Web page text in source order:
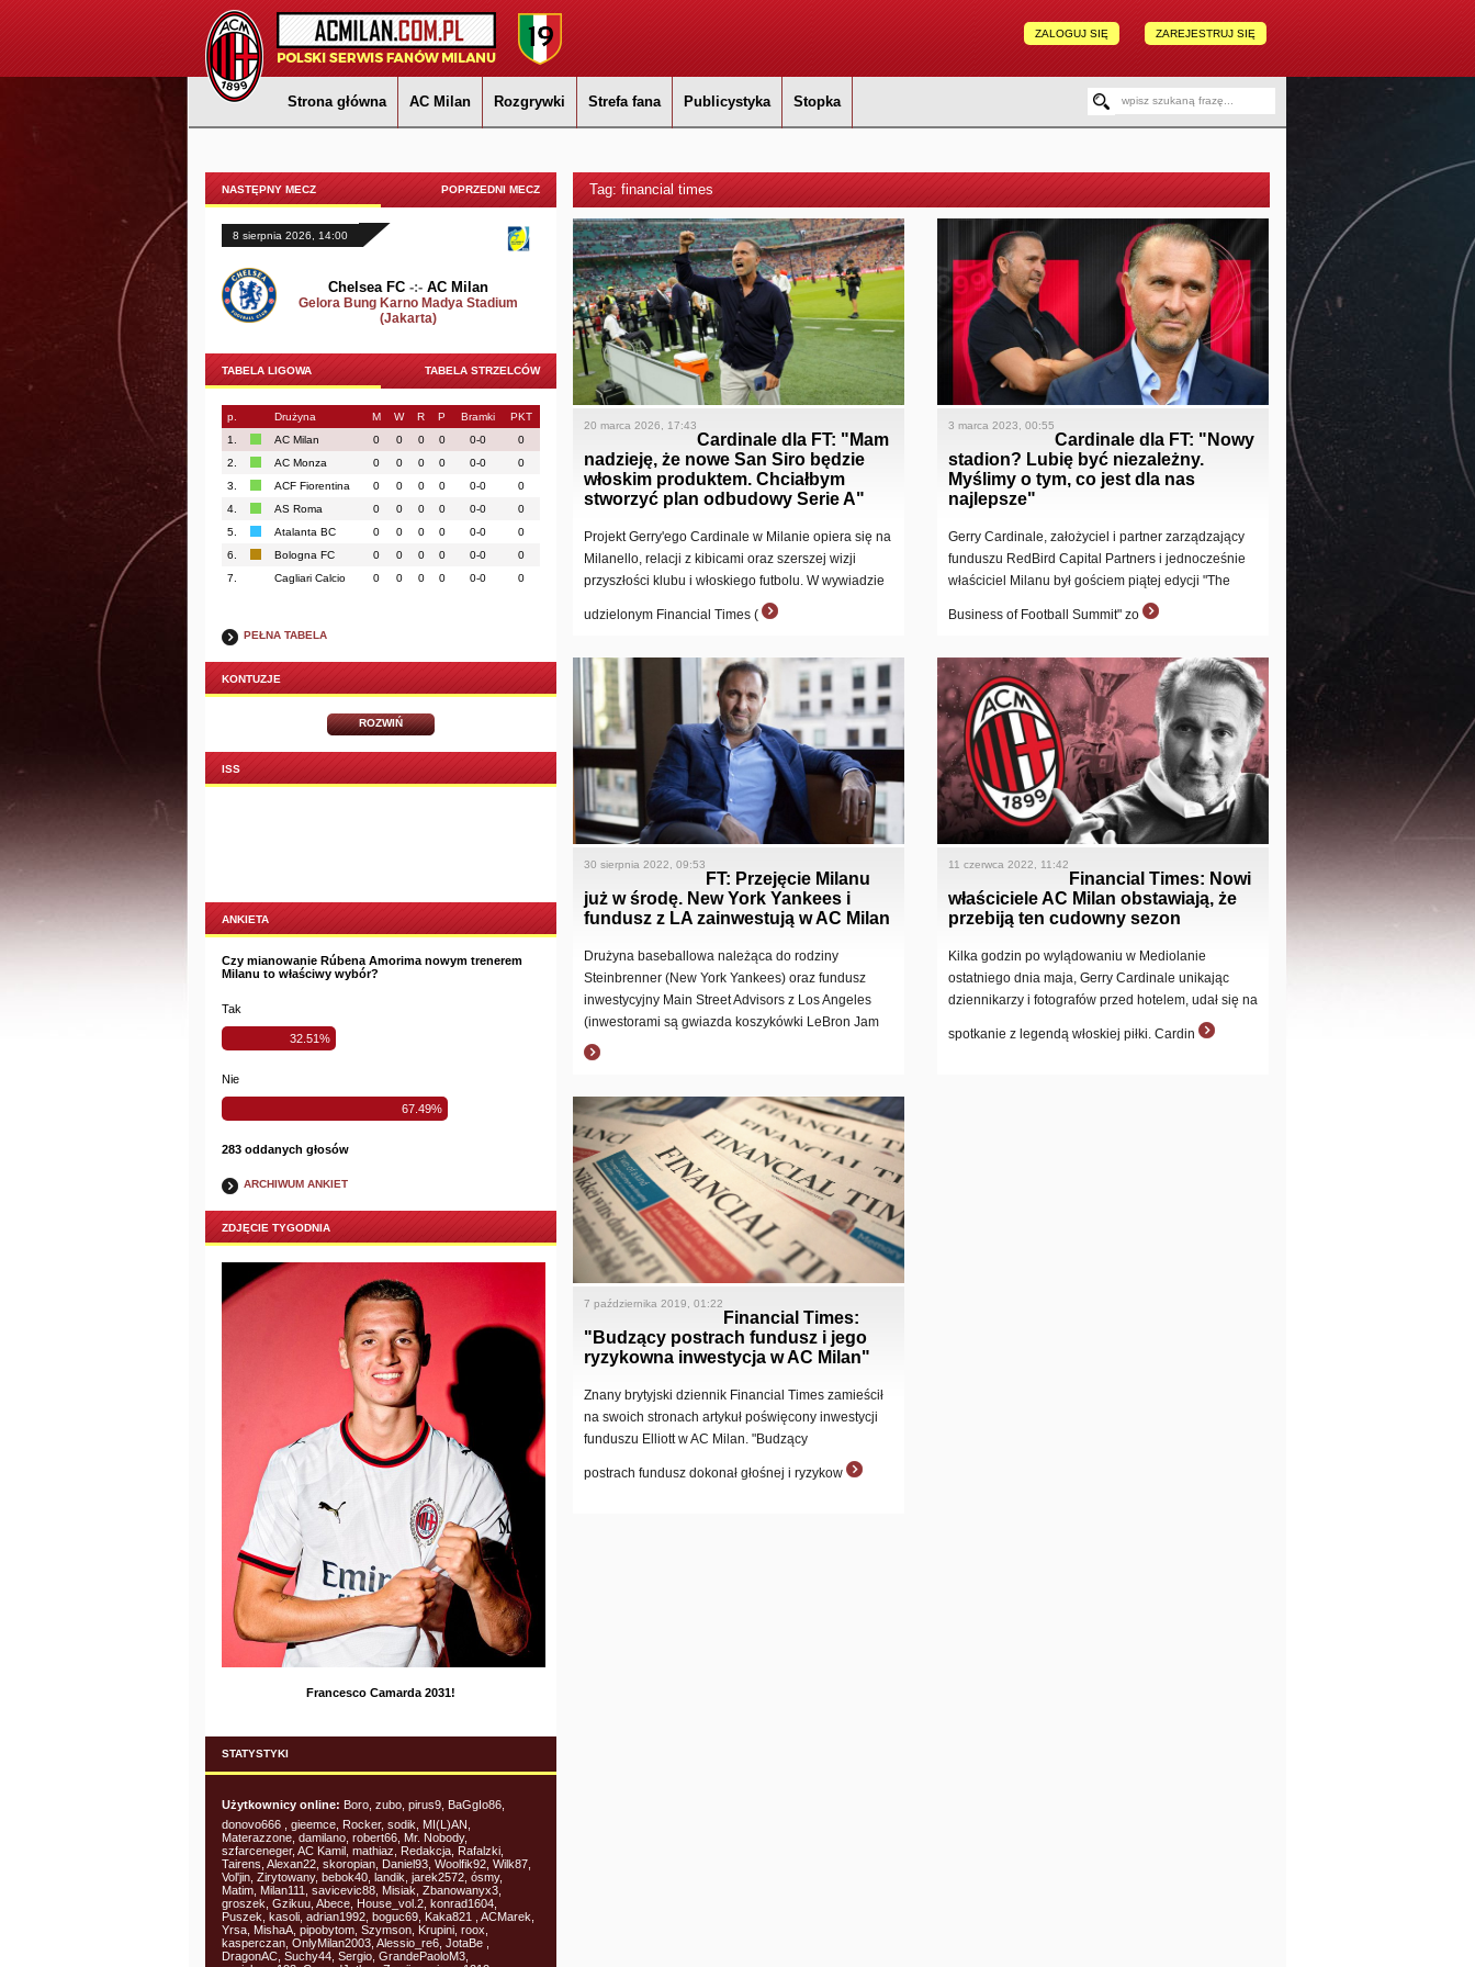
ZAREJESTRUJ SIĘ
ZALOGUJ SIĘ
Strona główna AC Milan Rozgrywki Strefa fana Publicystyka Stopka
NASTĘPNY MECZ POPRZEDNI MECZ
8 sierpnia 2026, 14:00
Chelsea FC -:- AC Milan
Gelora Bung Karno Madya Stadium
(Jakarta)
TABELA LIGOWA TABELA STRZELCÓW
p. Drużyna M W R P Bramki
PKT
1.
AC Milan 0 0 0 0 0-0
0
2.
AC Monza 0 0 0 0 0-0
0
3.
ACF Fiorentina 0 0 0 0 0-0
0
4.
AS Roma 0 0 0 0 0-0
0
5.
Atalanta BC 0 0 0 0 0-0
0
6.
Bologna FC 0 0 0 0 0-0
0
7.
Cagliari Calcio 0 0 0 0 0-0 0
PEŁNA TABELA
KONTUZJE
ROZWIŃ
ISS
ANKIETA
Czy mianowanie Rúbena Amorima nowym trenerem
Milanu to właściwy wybór?
Tak
32.51%
Nie
67.49%
283 oddanych głosów
ARCHIWUM ANKIET
ZDJĘCIE TYGODNIA
Francesco Camarda 2031!
STATYSTYKI
Użytkownicy online: Boro, zubo, pirus9, BaGgIo86,
donovo666 , gieemce, Rocker, sodik, MI(L)AN,
Materazzone, damilano, robert66, Mr. Nobody,
szfarceneger, AC Kamil, mathiaz, Redakcja, Rafalzki,
Tairens, Alexan22, skoropian, Daniel93, Woolfik92, Wilk87,
Vol'jin, Zirytowany, bebok40, landik, jarek2572, ósmy,
Matim, Milan111, savicevic88, Misiak, Zbanowanyx3,
groszek, Gzikuu, Abece, House_vol.2, konrad1604,
Puszek, kasoli, adrian1992, boguc69, Kaka821 , ACMarek,
Yrsa, MishaA, pipobytom, Szymson, Krupini, roox,
kasperczan, OnlyMilan2003, Alessio_re6, JotaBe ,
DragonAC, Suchy44, Sergio, GrandePaoloM3,
Tag: financial times
20 marca 2026, 17:43
Cardinale dla FT: "Mam
nadzieję, że nowe San Siro będzie
włoskim produktem. Chciałbym
stworzyć plan odbudowy Serie A"
Projekt Gerry'ego Cardinale w Milanie opiera się na
Milanello, relacji z kibicami oraz szerszej wizji
przyszłości klubu i włoskiego futbolu. W wywiadzie
udzielonym Financial Times (
3 marca 2023, 00:55
Cardinale dla FT: "Nowy
stadion? Lubię być niezależny.
Myślimy o tym, co jest dla nas
najlepsze"
Gerry Cardinale, założyciel i partner zarządzający
funduszu RedBird Capital Partners i jednocześnie
właściciel Milanu był gościem piątej edycji "The
Business of Football Summit" zo
30 sierpnia 2022, 09:53
FT: Przejęcie Milanu
już w środę. New York Yankees i
fundusz z LA zainwestują w AC Milan
Drużyna baseballowa należąca do rodziny
Steinbrenner (New York Yankees) oraz fundusz
inwestycyjny Main Street Advisors z Los Angeles
(inwestorami są gwiazda koszykówki LeBron Jam
11 czerwca 2022, 11:42
Financial Times: Nowi
właściciele AC Milan obstawiają, że
przebiją ten cudowny sezon
Kilka godzin po wylądowaniu w Mediolanie
ostatniego dnia maja, Gerry Cardinale unikając
dziennikarzy i fotografów przed hotelem, udał się na
spotkanie z legendą włoskiej piłki. Cardin
7 października 2019, 01:22
Financial Times:
"Budzący postrach fundusz i jego
ryzykowna inwestycja w AC Milan"
Znany brytyjski dziennik Financial Times zamieścił
na swoich stronach artykuł poświęcony inwestycji
funduszu Elliott w AC Milan. "Budzący
postrach fundusz dokonał głośnej i ryzykow